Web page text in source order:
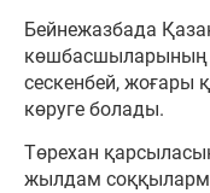
Бейнежазбада
көшбасшыларының
сескенбей, жоғары
көруге болады.
Төрехан
жылдам